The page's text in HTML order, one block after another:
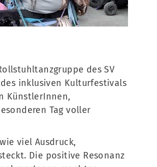
des SV
inklusiven Kulturfestivals
KünstlerInnen,
Tag voller
viel Ausdruck,
Die positive Resonanz